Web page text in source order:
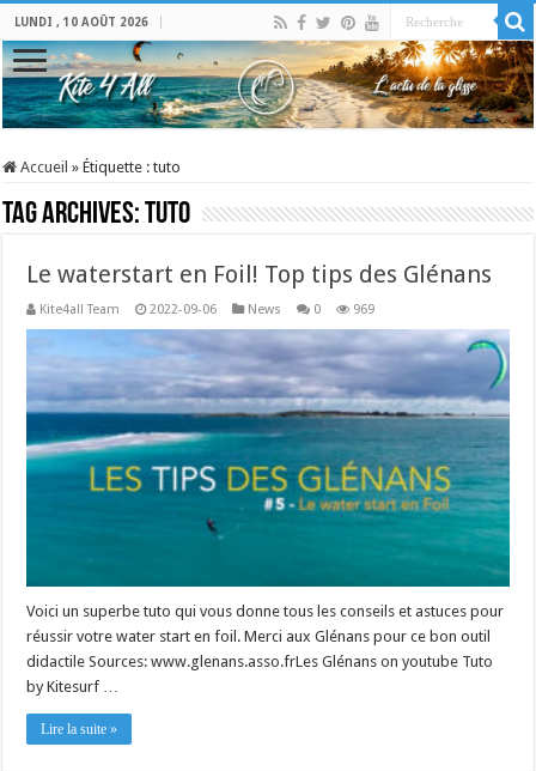
LUNDI , 10 AOÛT 2026
Accueil » Étiquette :tuto
Tag Archives:tuto
Le waterstart en Foil! Top tips des Glénans
Kite4all Team 2022-09-06 News 0 969
Voici un superbe tuto qui vous donne tous les conseils et astuces pour
réussir votre water start en foil. Merci aux Glénans pour ce bon outil
didactile Sources: www.glenans.asso.frLes Glénans on youtube Tuto
by Kitesurf …
Lire la suite »